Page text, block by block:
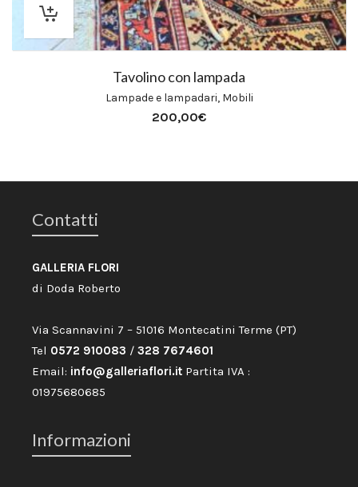
Tavolino con lampada
Lampade e lampadari, Mobili
200,00€
Contatti
GALLERIA FLORI
di Doda Roberto
Via Scannavini 7 – 51016 Montecatini Terme (PT)
Tel 0572 910083 / 328 7674601
Email: info@galleriaflori.it Partita IVA :
01975680685
Informazioni